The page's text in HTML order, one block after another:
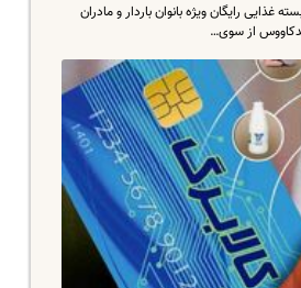
اهدای متمرکز توزیع ۲۷۰ بسته غذایی رایگان ویژه بانوان باردار و مادران
از سوی…